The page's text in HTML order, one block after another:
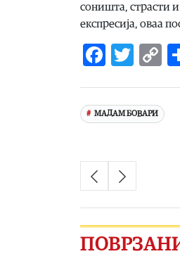
соништа, страсти
експресија, оваа
МАДАМ БОВАРИ